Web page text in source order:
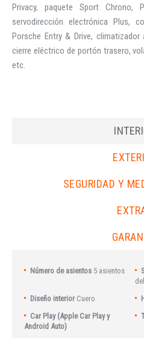
Privacy, paquete Sport Chrono,
servodirección electrónica Plus,
Porsche Entry & Drive,
cierre eléctrico de portón trasero,
etc.
SEGURIDAD Y
Número de asientos 5 asientos
Diseño interior Cuero
Car Play (Apple Car Play y
Android Auto)